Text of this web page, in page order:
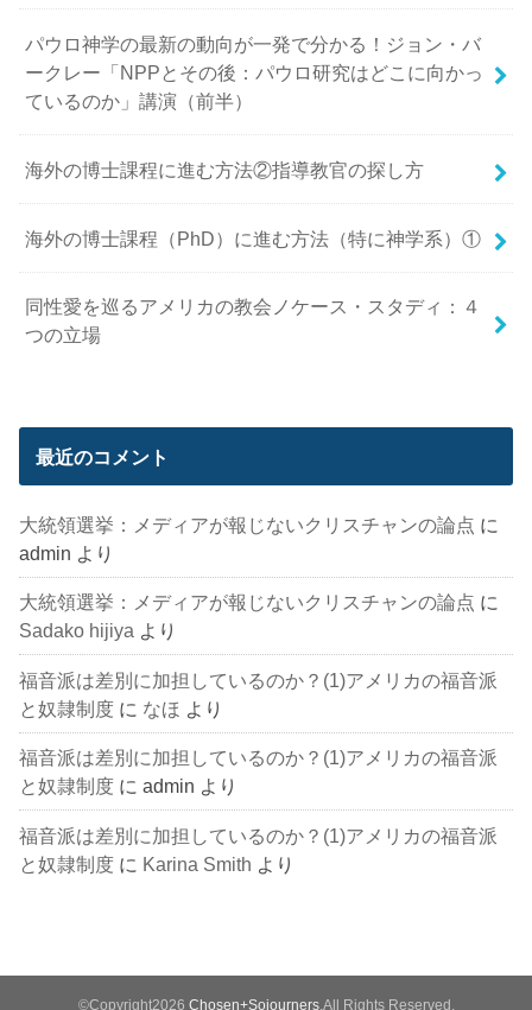
パウロ神学の最新の動向が一発で分かる！ジョン・バ
ークレー「NPPとその後：パウロ研究はどこに向かっ
ているのか」講演（前半）
海外の博士課程に進む方法②指導教官の探し方
海外の博士課程（PhD）に進む方法（特に神学系）①
同性愛を巡るアメリカの教会ノケース・スタディ：４
つの立場
最近のコメント
大統領選挙：メディアが報じないクリスチャンの論点 に
admin より
大統領選挙：メディアが報じないクリスチャンの論点 に
Sadako hijiya より
福音派は差別に加担しているのか？(1)アメリカの福音派
と奴隷制度 に なほ より
福音派は差別に加担しているのか？(1)アメリカの福音派
と奴隷制度 にadmin より
福音派は差別に加担しているのか？(1)アメリカの福音派
と奴隷制度 に Karina Smith より
©Copyright2026 Chosen+Sojourners.All Rights Reserved.